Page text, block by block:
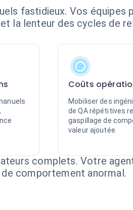
fastidieux. Vos équipes
la lenteur des cycles de
Coûts
Mobiliser des
de QA répétitives
gaspillage de
valeur ajoutée.
complets. Votre
comportement anormal.